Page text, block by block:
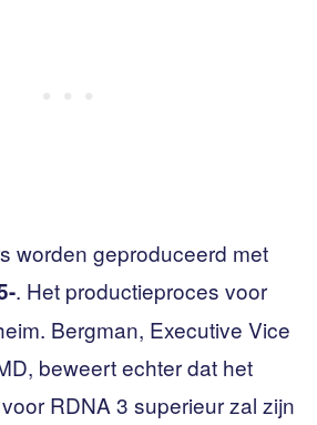
worden geproduceerd met
. Het productieproces voor
Bergman, Executive Vice
beweert echter dat het
RDNA 3 superieur zal zijn